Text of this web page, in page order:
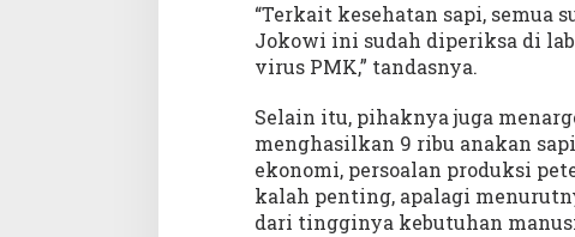
“Terkait kesehatan sapi, semua
Jokowi ini sudah diperiksa di
virus PMK,” tandasnya.
Selain itu, pihaknya juga
menghasilkan 9 ribu anakan
ekonomi, persoalan produksi
kalah penting, apalagi
dari tingginya kebutuhan